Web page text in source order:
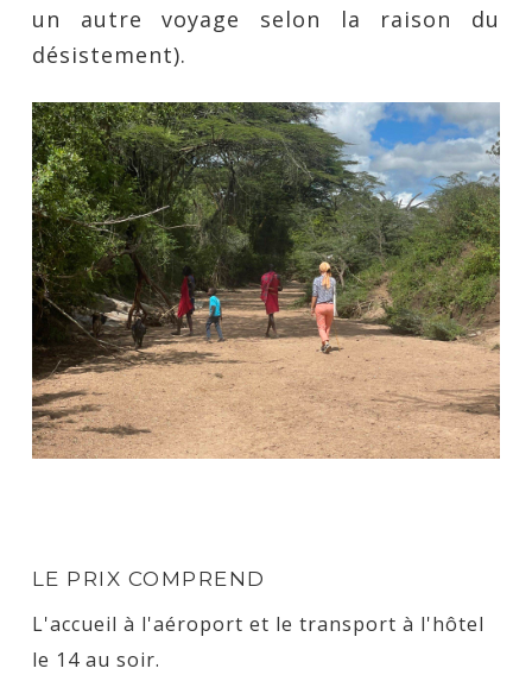
un autre voyage selon la raison du
désistement).
LE PRIX COMPREND
L'accueil à l'aéroport et le transport à l'hôtel
le 14 au soir.